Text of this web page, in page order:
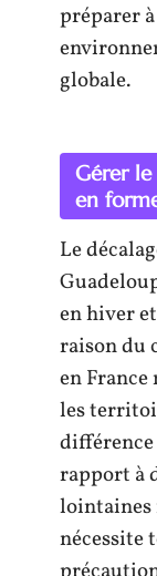
préparer
globale.
Gérer
en
Le
en hiver
raison du
en
les
rapport à
lointaines
nécessite